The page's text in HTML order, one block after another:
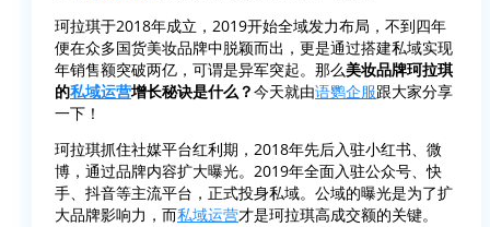
珂拉琪于2018年成立，2019开始全域发力布局，不到四年
便在众多国货美妆品牌中脱颖而出，更是通过搭建私域实现
年销售额突破两亿，可谓是异军突起。那么美妆品牌珂拉琪
的私域运营增长秘诀是什么？今天就由语鹦企服跟大家分享
一下！
珂拉琪抓住社媒平台红利期，2018年先后入驻小红书、微
博，通过品牌内容扩大曝光。2019年全面入驻公众号、快
手、抖音等主流平台，正式投身私域。公域的曝光是为了扩
大品牌影响力，而私域运营才是珂拉琪高成交额的关键。